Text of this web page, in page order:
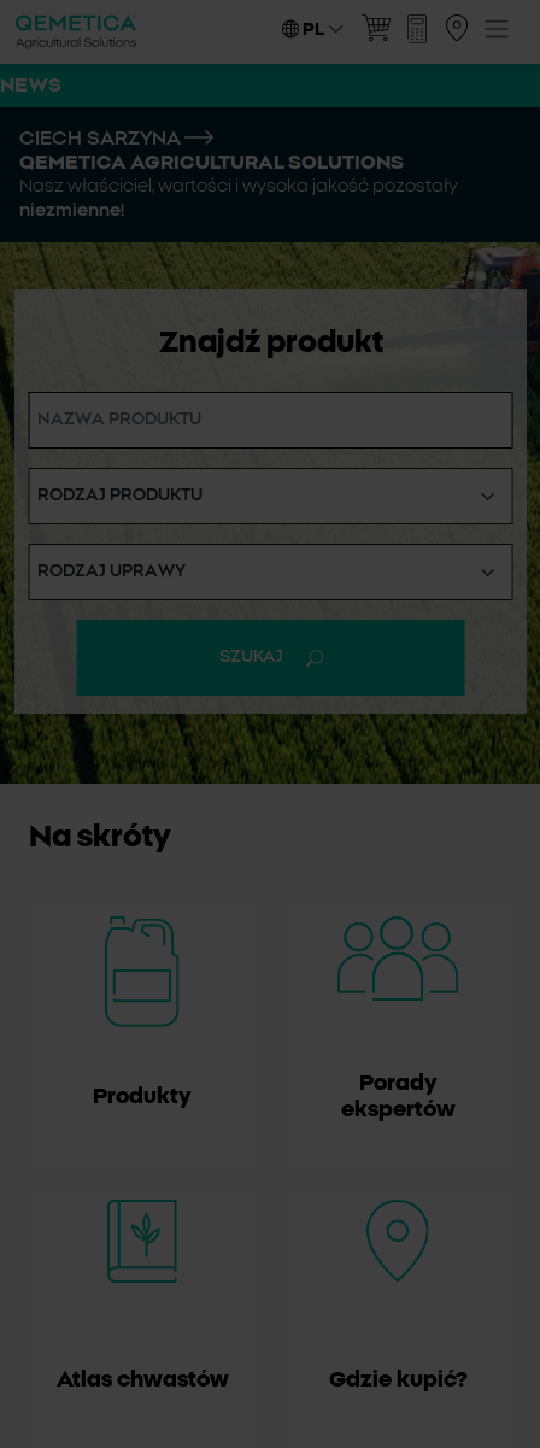
PL
NEWS
CIECH SARZYNA
QEMETICA AGRICULTURAL SOLUTIONS
Nasz właściciel, wartości i wysoka jakość pozostały
niezmienne!
Znajdź produkt
SZUKAJ
Na skróty
Produkty
Porady
ekspertów
Atlas chwastów Gdzie kupić?